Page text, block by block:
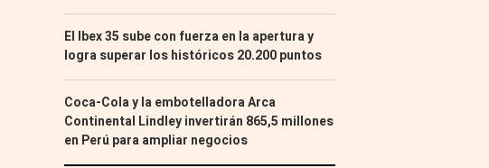
El Ibex 35 sube con fuerza en la apertura y
logra superar los históricos 20.200 puntos
Coca-Cola y la embotelladora Arca
Continental Lindley invertirán 865,5 millones
en Perú para ampliar negocios